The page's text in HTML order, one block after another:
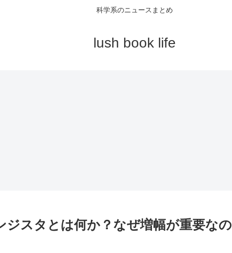
科学系のニュースまとめ
lush book life
ジスタとは何か？なぜ増幅が重要なの